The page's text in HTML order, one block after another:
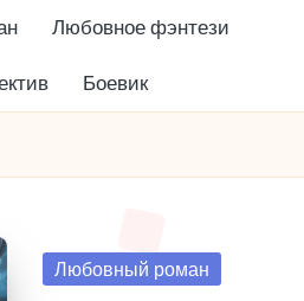
Любовное фэнтези
Боевик
Опубликовано
Любовный роман